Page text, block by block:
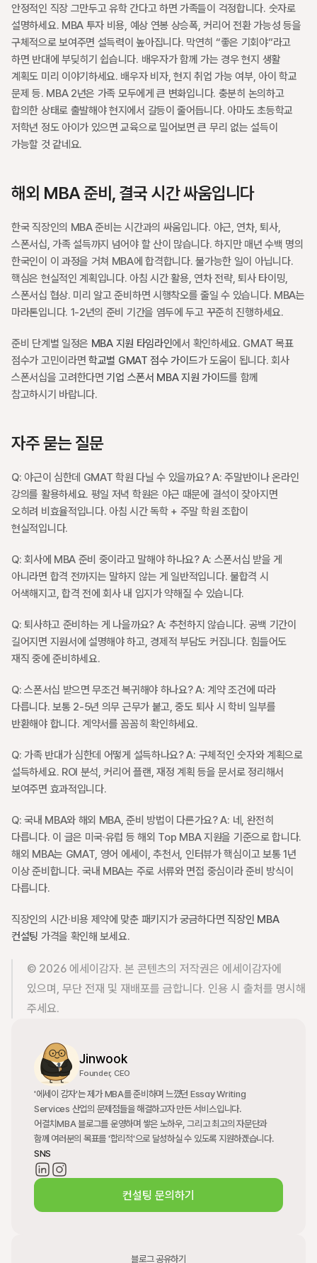
안정적인 직장 그만두고 유학 간다고 하면 가족들이 걱정합니다. 숫자로
설명하세요. MBA 투자 비용, 예상 연봉 상승폭, 커리어 전환 가능성 등을
구체적으로 보여주면 설득력이 높아집니다. 막연히 “좋은 기회야”라고
하면 반대에 부딪히기 쉽습니다. 배우자가 함께 가는 경우 현지 생활
계획도 미리 이야기하세요. 배우자 비자, 현지 취업 가능 여부, 아이 학교
문제 등. MBA 2년은 가족 모두에게 큰 변화입니다. 충분히 논의하고
합의한 상태로 출발해야 현지에서 갈등이 줄어듭니다. 아마도 초등학교
저학년 정도 아이가 있으면 교육으로 밀어보면 큰 무리 없는 설득이
가능할 것 같네요.
해외 MBA 준비, 결국 시간 싸움입니다
한국 직장인의 MBA 준비는 시간과의 싸움입니다. 야근, 연차, 퇴사,
스폰서십, 가족 설득까지 넘어야 할 산이 많습니다. 하지만 매년 수백 명의
한국인이 이 과정을 거쳐 MBA에 합격합니다. 불가능한 일이 아닙니다.
핵심은 현실적인 계획입니다. 아침 시간 활용, 연차 전략, 퇴사 타이밍,
스폰서십 협상. 미리 알고 준비하면 시행착오를 줄일 수 있습니다. MBA는
마라톤입니다. 1-2년의 준비 기간을 염두에 두고 꾸준히 진행하세요.
준비 단계별 일정은 MBA 지원 타임라인에서 확인하세요. GMAT 목표
점수가 고민이라면 학교별 GMAT 점수 가이드가 도움이 됩니다. 회사
스폰서십을 고려한다면 기업 스폰서 MBA 지원 가이드를 함께
참고하시기 바랍니다.
자주 묻는 질문
Q: 야근이 심한데 GMAT 학원 다닐 수 있을까요? A: 주말반이나 온라인
강의를 활용하세요. 평일 저녁 학원은 야근 때문에 결석이 잦아지면
오히려 비효율적입니다. 아침 시간 독학 + 주말 학원 조합이
현실적입니다.
Q: 회사에 MBA 준비 중이라고 말해야 하나요? A: 스폰서십 받을 게
아니라면 합격 전까지는 말하지 않는 게 일반적입니다. 불합격 시
어색해지고, 합격 전에 회사 내 입지가 약해질 수 있습니다.
Q: 퇴사하고 준비하는 게 나을까요? A: 추천하지 않습니다. 공백 기간이
길어지면 지원서에 설명해야 하고, 경제적 부담도 커집니다. 힘들어도
재직 중에 준비하세요.
Q: 스폰서십 받으면 무조건 복귀해야 하나요? A: 계약 조건에 따라
다릅니다. 보통 2-5년 의무 근무가 붙고, 중도 퇴사 시 학비 일부를
반환해야 합니다. 계약서를 꼼꼼히 확인하세요.
Q: 가족 반대가 심한데 어떻게 설득하나요? A: 구체적인 숫자와 계획으로
설득하세요. ROI 분석, 커리어 플랜, 재정 계획 등을 문서로 정리해서
보여주면 효과적입니다.
Q: 국내 MBA와 해외 MBA, 준비 방법이 다른가요? A: 네, 완전히
다릅니다. 이 글은 미국·유럽 등 해외 Top MBA 지원을 기준으로 합니다.
해외 MBA는 GMAT, 영어 에세이, 추천서, 인터뷰가 핵심이고 보통 1년
이상 준비합니다. 국내 MBA는 주로 서류와 면접 중심이라 준비 방식이
다릅니다.
직장인의 시간·비용 제약에 맞춘 패키지가 궁금하다면 직장인 MBA
컨설팅 가격을 확인해 보세요.
© 2026 에세이감자. 본 콘텐츠의 저작권은 에세이감자에
있으며, 무단 전재 및 재배포를 금합니다. 인용 시 출처를 명시해
주세요.
Jinwook
Founder, CEO
'에세이 감자'는 제가 MBA를 준비하며 느꼈던 Essay Writing
Services 산업의 문제점들을 해결하고자 만든 서비스입니다.
어결치MBA 블로그를 운영하며 쌓은 노하우, 그리고 최고의 자문단과
함께 여러분의 목표를 '합리적'으로 달성하실 수 있도록 지원하겠습니다.
SNS
컨설팅 문의하기
블로그 공유하기